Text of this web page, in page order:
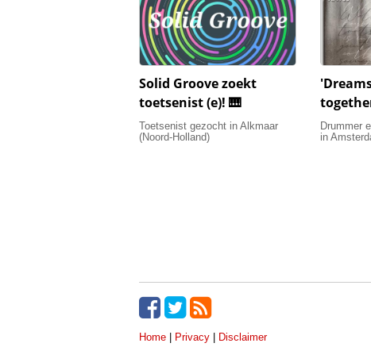
Solid Groove zoekt
toetsenist (e)! 🎹
Toetsenist gezocht in Alkmaar
(Noord-Holland)
Drummer
in
Home Privacy Disclaimer